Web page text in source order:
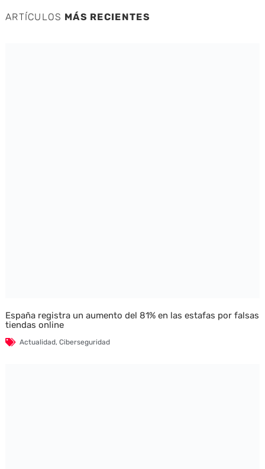
ARTÍCULOS MÁS RECIENTES
España registra un aumento del 81% en las estafas por falsas
tiendas online
Actualidad, Ciberseguridad